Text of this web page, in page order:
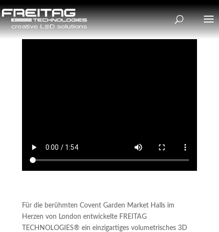
Für die berühmten Covent Garden Market Halls im
Herzen von London entwickelte FREITAG
TECHNOLOGIES® ein einzigartiges volumetrisches 3D